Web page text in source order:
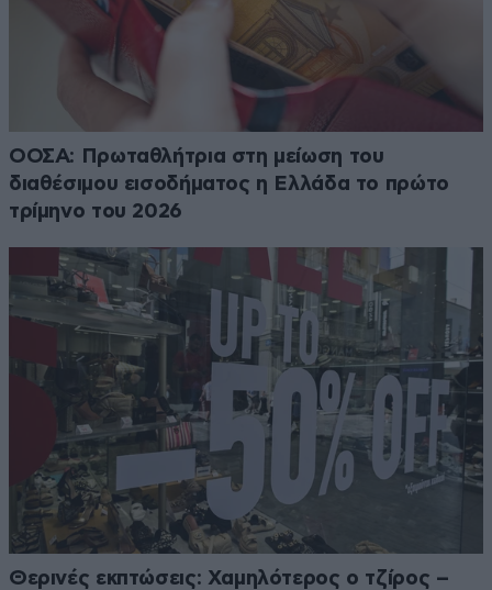
ΟΟΣΑ: Πρωταθλήτρια στη μείωση του
διαθέσιμου εισοδήματος η Ελλάδα το πρώτο
τρίμηνο του 2026
Θερινές εκπτώσεις: Χαμηλότερος ο τζίρος –